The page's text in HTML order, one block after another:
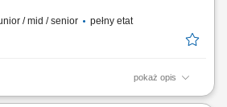
/ mid / senior pełny etat
pokaż opis
planu realizacji kontraktu we